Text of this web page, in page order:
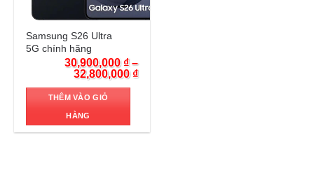
Samsung S26 Ultra
5G chính hãng
30,900,000 ₫–
32,800,000 ₫
THÊM VÀO GIỎ
HÀNG